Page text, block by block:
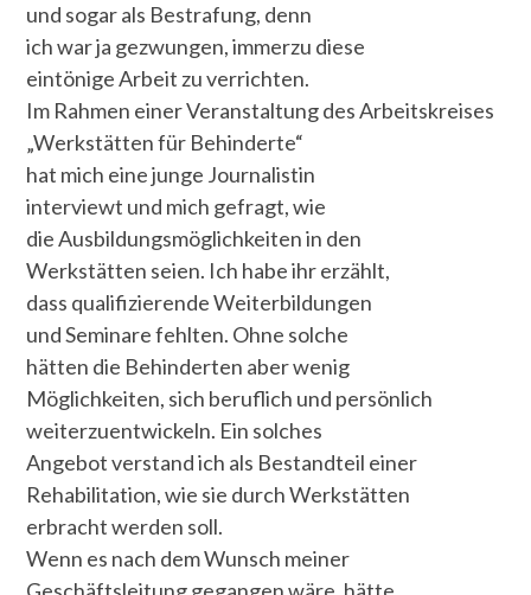
und sogar als Bestrafung, denn
ich war ja gezwungen, immerzu diese
eintönige Arbeit zu verrichten.
Im Rahmen einer Veranstaltung des Arbeitskreises
„Werkstätten für Behinderte“
hat mich eine junge Journalistin
interviewt und mich gefragt, wie
die Ausbildungsmöglichkeiten in den
Werkstätten seien. Ich habe ihr erzählt,
dass qualifizierende Weiterbildungen
und Seminare fehlten. Ohne solche
hätten die Behinderten aber wenig
Möglichkeiten, sich beruflich und persönlich
weiterzuentwickeln. Ein solches
Angebot verstand ich als Bestandteil einer
Rehabilitation, wie sie durch Werkstätten
erbracht werden soll.
Wenn es nach dem Wunsch meiner